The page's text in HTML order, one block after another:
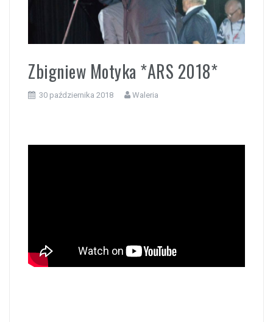
Zbigniew Motyka *ARS 2018*
30 października 2018 Waleria